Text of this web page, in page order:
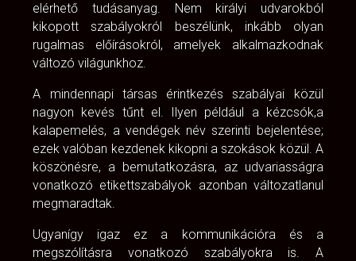
elérhető tudásanyag. Nem királyi udvarokból
kikopott szabályokról beszélünk, inkább olyan
rugalmas előírásokról, amelyek alkalmazkodnak
változó világunkhoz.
A mindennapi társas érintkezés szabályai közül
nagyon kevés tűnt el. Ilyen például a kézcsók,a
kalapemelés, a vendégek név szerinti bejelentése;
ezek valóban kezdenek kikopni a szokások közül. A
köszönésre, a bemutatkozásra, az udvariasságra
vonatkozó etikettszabályok azonban változatlanul
megmaradtak.
Ugyanígy igaz ez a kommunikációra és a
megszólításra vonatkozó szabályokra is. A